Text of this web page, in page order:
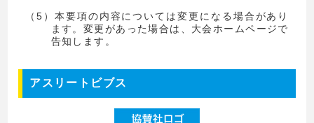
（5）本要項の内容については変更になる場合があり
ます。変更があった場合は、大会ホームページで
告知します。
アスリートビブス